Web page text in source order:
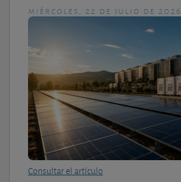
miércoles, 22 de julio de 2026
Consultar el artículo